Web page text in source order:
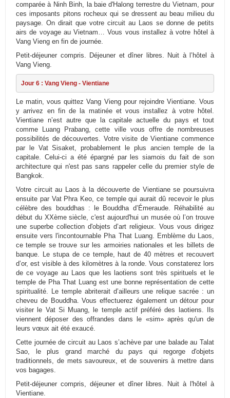
comparée à Ninh Binh, la baie d'Halong terrestre du Vietnam, pour
ces imposants pitons rocheux qui se dressent au beau milieu du
paysage. On dirait que votre circuit au Laos se donne de petits
airs de voyage au Vietnam… Vous vous installez à votre hôtel à
Vang Vieng en fin de journée.
Petit-déjeuner compris. Déjeuner et dîner libres. Nuit à l’hôtel à
Vang Vieng.
Jour 6 : Vang Vieng - Vientiane
Le matin, vous quittez Vang Vieng pour rejoindre Vientiane. Vous
y arrivez en fin de la matinée et vous installez à votre hôtel.
Vientiane n’est autre que la capitale actuelle du pays et tout
comme Luang Prabang, cette ville vous offre de nombreuses
possibilités de découvertes. Votre visite de Vientiane commence
par le Vat Sisaket, probablement le plus ancien temple de la
capitale. Celui-ci a été épargné par les siamois du fait de son
architecture qui n'est pas sans rappeler celle du premier style de
Bangkok.
Votre circuit au Laos à la découverte de Vientiane se poursuivra
ensuite par Vat Phra Keo, ce temple qui aurait dû recevoir le plus
célèbre des bouddhas : le Bouddha d’Émeraude. Réhabilité au
début du XXème siècle, c'est aujourd'hui un musée où l’on trouve
une superbe collection d'objets d’art religieux. Vous vous dirigez
ensuite vers l'incontournable Pha That Luang. Emblème du Laos,
ce temple se trouve sur les armoiries nationales et les billets de
banque. Le stupa de ce temple, haut de 40 mètres et recouvert
d’or, est visible à des kilomètres à la ronde. Vous constaterez lors
de ce voyage au Laos que les laotiens sont très spirituels et le
temple de Pha That Luang est une bonne représentation de cette
spiritualité. Le temple abriterait d’ailleurs une relique sacrée : un
cheveu de Bouddha. Vous effectuerez également un détour pour
visiter le Vat Si Muang, le temple actif préféré des laotiens. Ils
viennent déposer des offrandes dans le «sim» après qu'un de
leurs vœux ait été exaucé.
Cette journée de circuit au Laos s’achève par une balade au Talat
Sao, le plus grand marché du pays qui regorge d'objets
traditionnels, de mets savoureux, et de souvenirs à mettre dans
vos bagages.
Petit-déjeuner compris, déjeuner et dîner libres. Nuit à l'hôtel à
Vientiane.